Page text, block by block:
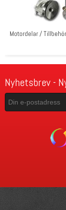
Motordelar / Tillbehör
Nyhetsbrev -